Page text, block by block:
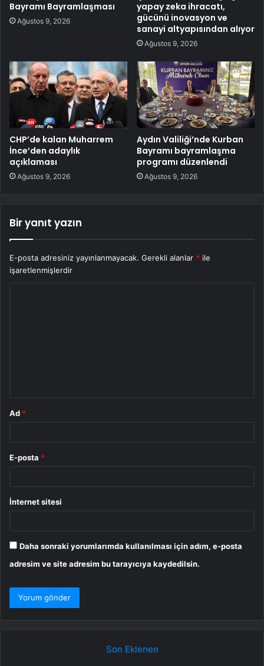
Bayramı Bayramlaşması
Ağustos 9, 2026
yapay zeka ihracatı,
gücünü inovasyon ve
sanayi altyapısından alıyor
Ağustos 9, 2026
CHP’de kalan Muharrem
İnce’den adaylık
açıklaması
Ağustos 9, 2026
Aydın Valiliği’nde Kurban
Bayramı bayramlaşma
programı düzenlendi
Ağustos 9, 2026
Bir yanıt yazın
E-posta adresiniz yayınlanmayacak. Gerekli alanlar * ile
işaretlenmişlerdir
Ad *
E-posta *
İnternet sitesi
Daha sonraki yorumlarımda kullanılması için adım, e-posta
adresim ve site adresim bu tarayıcıya kaydedilsin.
Son Eklenen